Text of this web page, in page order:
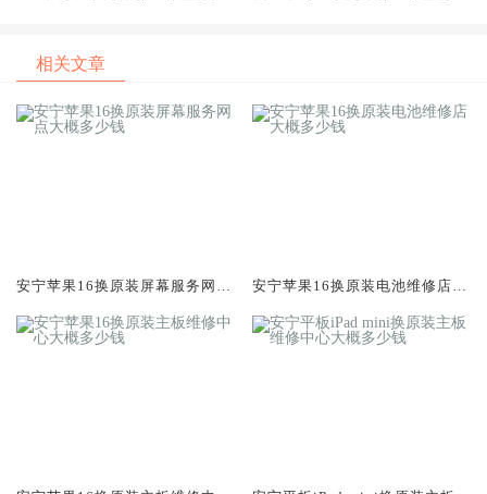
相关文章
安宁苹果16换原装屏幕服务网点
安宁苹果16换原装电池维修店大